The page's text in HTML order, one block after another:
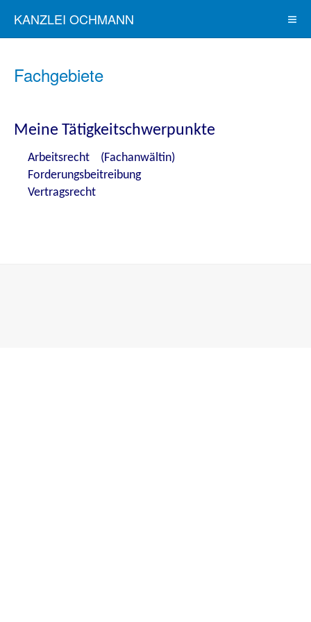
KANZLEI OCHMANN
Fachgebiete
Meine Tätigkeitschwerpunkte
Arbeitsrecht (Fachanwältin)
Forderungsbeitreibung
Vertragsrecht